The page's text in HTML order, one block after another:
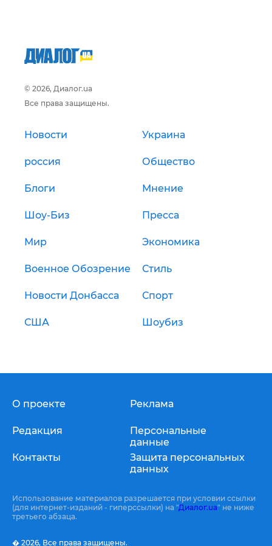
© 2026, Диалог.ua
Все права защищены.
Новости Украина
россия Общество
Блоги Мнение
Шоу-Биз Пресса
Мир Экономика
Военное Обозрение Стиль
Новости Донбасса Спорт
США Шоубиз
О проекте
Редакция
Контакты
Реклама
Персональные
данные
Защита персональных
данных
Использование материалов разрешается при условии ссылки
(для интернет-изданий - гиперссылки) на "Диалог.ua" не ниже
третьего абзаца.
� 2026, Все права защищены.